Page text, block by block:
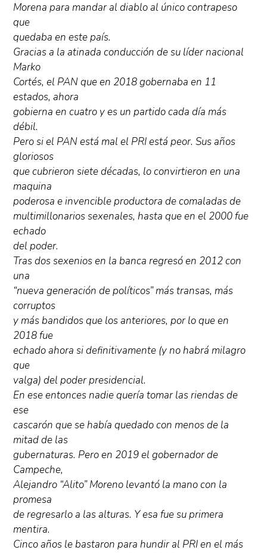
Morena para mandar al diablo al único contrapeso
que
quedaba en este país.
Gracias a la atinada conducción de su líder nacional
Marko
Cortés, el PAN que en 2018 gobernaba en 11
estados, ahora
gobierna en cuatro y es un partido cada día más
débil.
Pero si el PAN está mal el PRI está peor. Sus años
gloriosos
que cubrieron siete décadas, lo convirtieron en una
maquina
poderosa e invencible productora de comaladas de
multimillonarios sexenales, hasta que en el 2000 fue
echado
del poder.
Tras dos sexenios en la banca regresó en 2012 con
una
“nueva generación de políticos” más transas, más
corruptos
y más bandidos que los anteriores, por lo que en
2018 fue
echado ahora si definitivamente (y no habrá milagro
que
valga) del poder presidencial.
En ese entonces nadie quería tomar las riendas de
ese
cascarón que se había quedado con menos de la
mitad de las
gubernaturas. Pero en 2019 el gobernador de
Campeche,
Alejandro “Alito” Moreno levantó la mano con la
promesa
de regresarlo a las alturas. Y esa fue su primera
mentira.
Cinco años le bastaron para hundir al PRI en el más